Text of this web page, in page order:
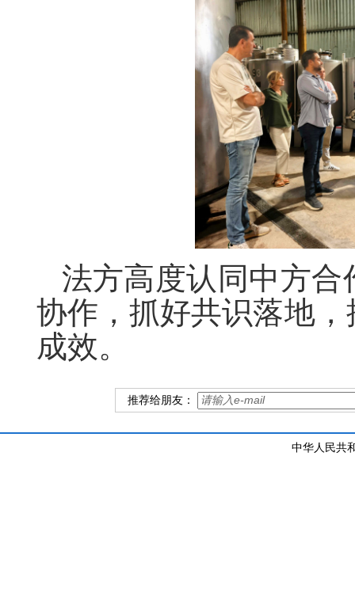
法方高度认同中方
协作，抓好共识落地
成效。
推荐给朋友：
中华人民共